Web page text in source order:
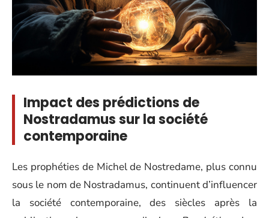
Impact des prédictions de
Nostradamus sur la société
contemporaine
Les prophéties de Michel de Nostredame, plus connu
sous le nom de Nostradamus, continuent d’influencer
la société contemporaine, des siècles après la